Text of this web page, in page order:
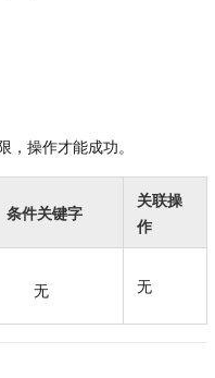
操作才能成功。
条件关键字
关联操
作
无 无